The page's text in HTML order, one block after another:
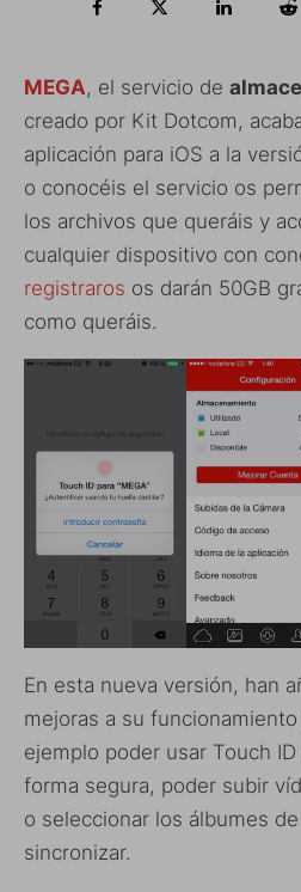
MEGA, el servicio de
creado por Kit Dotcom,
aplicación para iOS a la
o conocéis el servicio os
los archivos que queráis y
cualquier dispositivo con
registraros os darán 50GB
como queráis.
En esta nueva versión, han
mejoras a su
ejemplo poder usar Touch
forma segura, poder subir
o seleccionar los álbumes
sincronizar.